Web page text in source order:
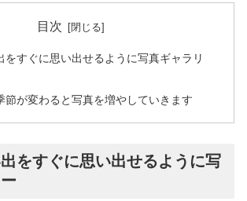
目次
をすぐに思い出せるように写真ギャラリ
節が変わると写真を増やしていきます
をすぐに思い出せるように写